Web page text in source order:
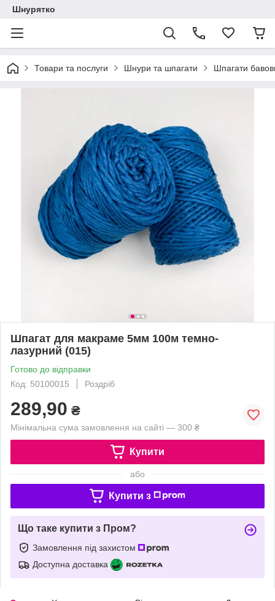
Шнурятко
Товари та послуги Шнури та шпагати Шпагати
Шпагат для макраме 5мм 100м темно-
лазурний (015)
Готово до відправки
Код: 50100015
Роздріб
289,90 ₴
Мінімальна сума замовлення на сайті — 300 ₴
Купити
або
Купити з
Що таке купити з Пром?
Замовлення під захистом
Доступна доставка